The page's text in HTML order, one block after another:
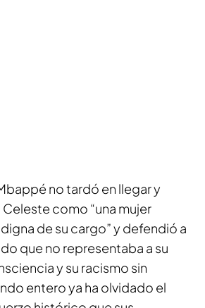
no tardó en llegar y
como “una mujer
de su cargo” y defendió a
que no representaba a su
y su racismo sin
entero ya ha olvidado el